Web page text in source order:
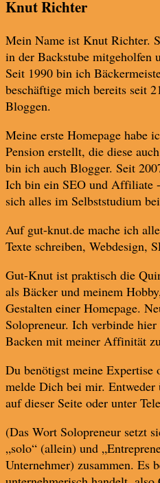
Knut Richter
Mein Name ist Knut Richter.
in der Backstube mitgeholfen
Seit 1990 bin ich
beschäftige mich bereits seit
Bloggen.
Meine erste Homepage habe
Pension erstellt, die diese
bin ich auch Blogger. Seit
Ich bin ein SEO und Affiliate
sich alles im Selbststudium
Auf gut-knut.de mache ich
Texte schreiben, Webdesign,
Gut-Knut ist praktisch die
als Bäcker und meinem
Gestalten einer Homepage.
Solopreneur. Ich verbinde
Backen mit meiner Affinität
Du benötigst meine Expertise
melde Dich bei mir.
auf dieser Seite oder unter
(Das Wort Solopreneur setzt
„solo“ (allein) und
Unternehmer) zusammen. Es